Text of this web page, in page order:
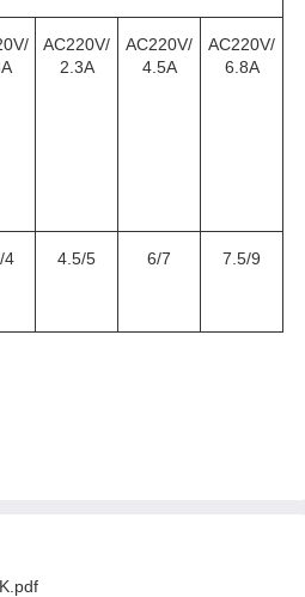
AC220V/
2.3A
AC220V/
4.5A
AC220V/
6.8A
4 4.5/5 6/7 7.5/9